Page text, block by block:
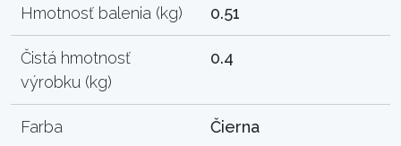
Hmotnosť balenia (kg) 0.51
Čistá hmotnosť
výrobku (kg)
0.4
Farba Čierna